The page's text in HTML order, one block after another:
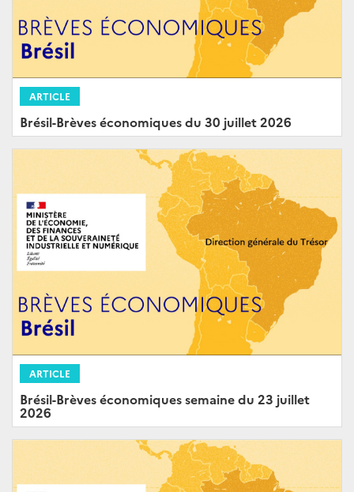
ARTICLE
Brésil-Brèves économiques du 30 juillet 2026
ARTICLE
Brésil-Brèves économiques semaine du 23 juillet
2026